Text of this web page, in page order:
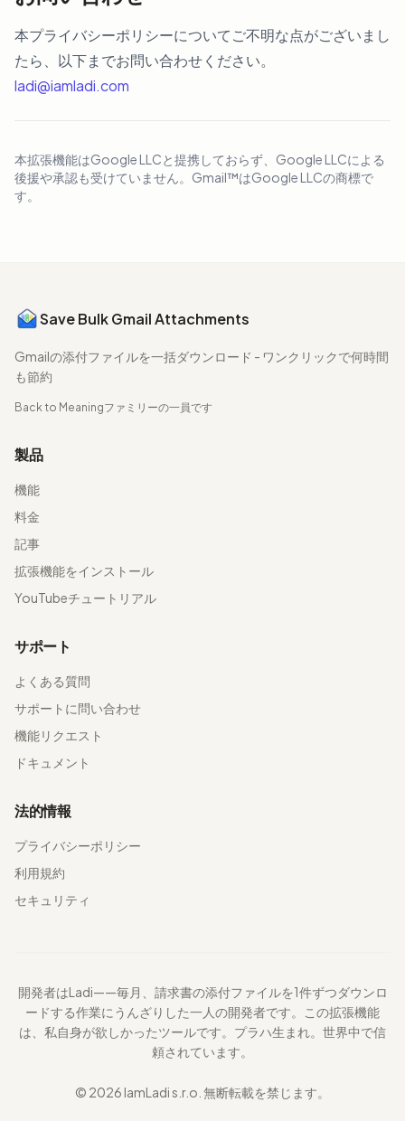
本プライバシーポリシーについてご不明な点がございまし
たら、以下までお問い合わせください。
ladi@iamladi.com
本拡張機能はGoogle LLCと提携しておらず、Google LLCによる
後援や承認も受けていません。Gmail™はGoogle LLCの商標で
す。
Save Bulk Gmail Attachments
Gmailの添付ファイルを一括ダウンロード - ワンクリックで何時間
も節約
Back to Meaningファミリーの一員です
製品
機能
料金
記事
拡張機能をインストール
YouTubeチュートリアル
サポート
よくある質問
サポートに問い合わせ
機能リクエスト
ドキュメント
法的情報
プライバシーポリシー
利用規約
セキュリティ
開発者はLadi——毎月、請求書の添付ファイルを1件ずつダウンロ
ードする作業にうんざりした一人の開発者です。この拡張機能
は、私自身が欲しかったツールです。プラハ生まれ。世界中で信
頼されています。
© 2026 IamLadi s.r.o. 無断転載を禁じます。